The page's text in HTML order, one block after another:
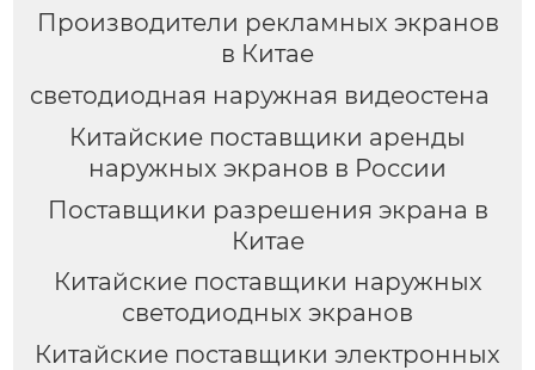
Производители рекламных экранов
в Китае
светодиодная наружная видеостена
Китайские поставщики аренды
наружных экранов в России
Поставщики разрешения экрана в
Китае
Китайские поставщики наружных
светодиодных экранов
Китайские поставщики электронных